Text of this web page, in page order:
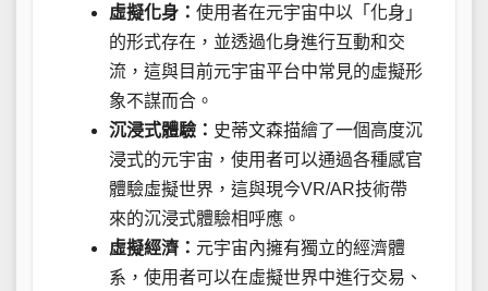
虛擬化身： 使用者在元宇宙中以「化身」
的形式存在，並透過化身進行互動和交
流，這與目前元宇宙平台中常見的虛擬形
象不謀而合。
沉浸式體驗： 史蒂文森描繪了一個高度沉
浸式的元宇宙，使用者可以通過各種感官
體驗虛擬世界，這與現今VR/AR技術帶
來的沉浸式體驗相呼應。
虛擬經濟： 元宇宙內擁有獨立的經濟體
系，使用者可以在虛擬世界中進行交易、